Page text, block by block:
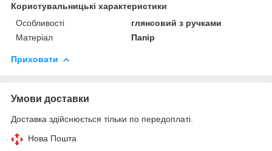
Користувальницькі характеристики
Особливості
глянсовий з ручками
Матеріал
Папір
Приховати
Умови доставки
Доставка здійснюється тільки по передоплаті.
Нова Пошта